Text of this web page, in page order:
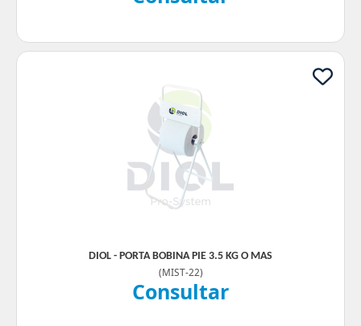
DIOL - PORTA BOBINA PIE 3.5 KG O MAS
(MIST-22)
Consultar